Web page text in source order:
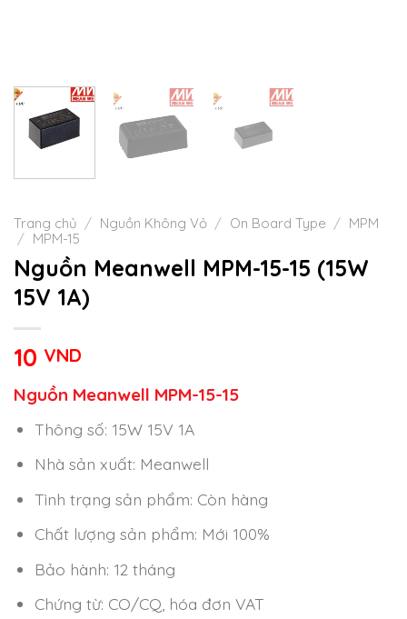
Trang chủ / Nguồn Không Vỏ / On Board Type / MPM
/ MPM-15
Nguồn Meanwell MPM-15-15 (15W
15V 1A)
10 VND
Nguồn Meanwell MPM-15-15
Thông số: 15W 15V 1A
Nhà sản xuất: Meanwell
Tình trạng sản phẩm: Còn hàng
Chất lượng sản phẩm: Mới 100%
Bảo hành: 12 tháng
Chứng từ: CO/CQ, hóa đơn VAT